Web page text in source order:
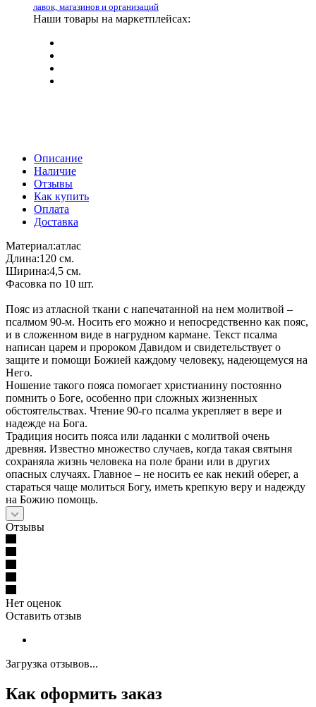
лавок, магазинов и организаций
Наши товары на маркетплейсах:
Описание
Наличие
Отзывы
Как купить
Оплата
Доставка
Материал:атлас
Длина:120 см.
Ширина:4,5 см.
Фасовка по 10 шт.
Пояс из атласной ткани с напечатанной на нем молитвой –
псалмом 90-м. Носить его можно и непосредственно как пояс,
и в сложенном виде в нагрудном кармане. Текст псалма
написан царем и пророком Давидом и свидетельствует о
защите и помощи Божией каждому человеку, надеющемуся на
Него.
Ношение такого пояса помогает христианину постоянно
помнить о Боге, особенно при сложных жизненных
обстоятельствах. Чтение 90-го псалма укрепляет в вере и
надежде на Бога.
Традиция носить пояса или ладанки с молитвой очень
древняя. Известно множество случаев, когда такая святыня
сохраняла жизнь человека на поле брани или в других
опасных случаях. Главное – не носить ее как некий оберег, а
стараться чаще молиться Богу, иметь крепкую веру и надежду
на Божию помощь.
Отзывы
Нет оценок
Оставить отзыв
Загрузка отзывов...
Как оформить заказ